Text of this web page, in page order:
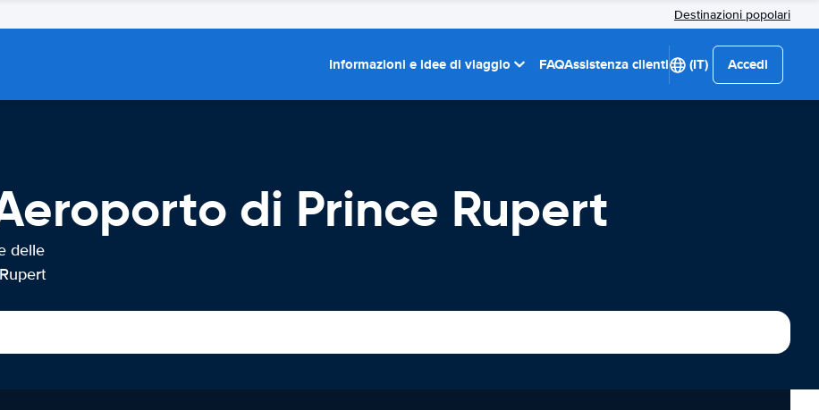
Destinazioni popolari
Informazioni e idee di viaggio FAQAssistenza clienti (IT) Accedi
di Prince Rupert
delle